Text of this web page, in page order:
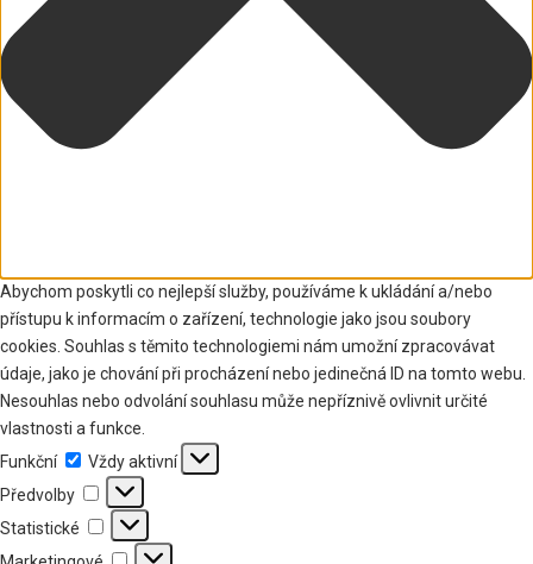
Abychom poskytli co nejlepší služby, používáme k ukládání a/nebo
přístupu k informacím o zařízení, technologie jako jsou soubory
cookies. Souhlas s těmito technologiemi nám umožní zpracovávat
údaje, jako je chování při procházení nebo jedinečná ID na tomto webu.
Nesouhlas nebo odvolání souhlasu může nepříznivě ovlivnit určité
vlastnosti a funkce.
Funkční
Funkční
Vždy aktivní
Předvolby
Předvolby
Statistické Statistické
Marketingové